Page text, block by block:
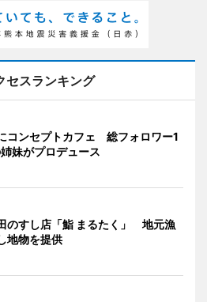
セスランキング
コンセプトカフェ 総フォロワー1
妹がプロデュース
のすし店「鮨 まるたく」 地元漁
地物を提供